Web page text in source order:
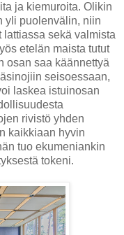
ja kiemuroita. Olikin
yli puolenvälin, niin
sekä valmista
etelän maista tutut
osan saa käännettyä
seisoessaan,
laskea istuinosan
rivistö yhden
kaikkiaan hyvin
tuo ekumeniankin
tokeni.